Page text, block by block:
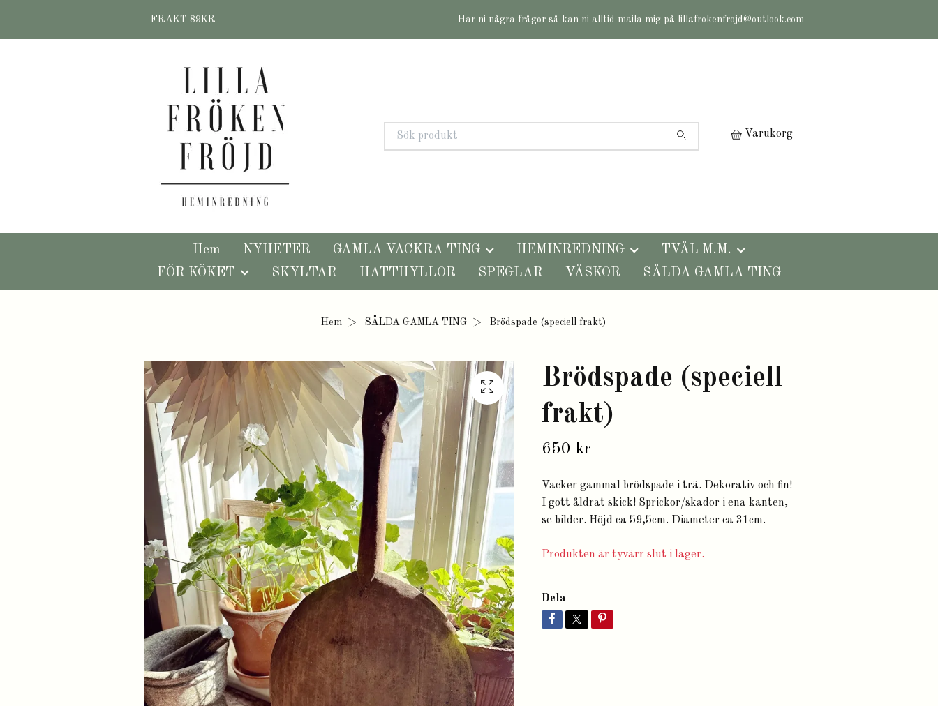
- FRAKT 89KR- Har ni några frågor så kan ni alltid maila mig på lillafrokenfrojd@outlook.com
Varukorg
Hem NYHETER GAMLA VACKRA TING HEMINREDNING
TVÅL M.M.
FÖR KÖKET
SKYLTAR HATTHYLLOR SPEGLAR VÄSKOR SÅLDA GAMLA TING
Hem SÅLDA GAMLA TING Brödspade (speciell frakt)
Brödspade (speciell
frakt)
650 kr
Vacker gammal brödspade i trä. Dekorativ och fin!
I gott åldrat skick! Sprickor/skador i ena kanten,
se bilder. Höjd ca 59,5cm. Diameter ca 31cm.
Produkten är tyvärr slut i lager.
Dela